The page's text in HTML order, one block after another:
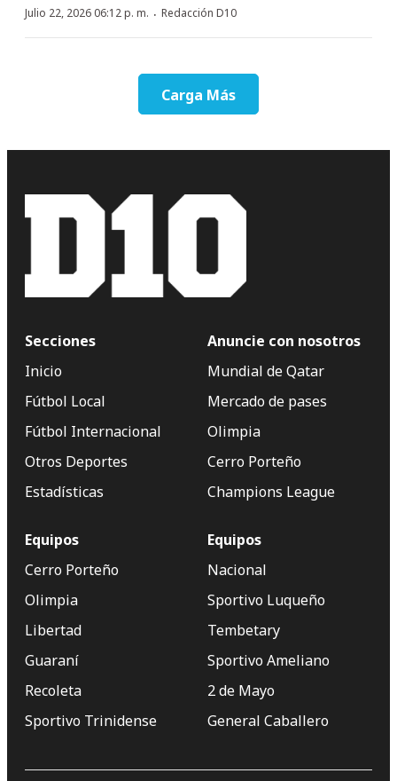
Julio 22, 2026 06:12 p. m. · Redacción D10
Carga Más
Secciones
Inicio
Fútbol Local
Fútbol Internacional
Otros Deportes
Estadísticas
Anuncie con nosotros
Mundial de Qatar
Mercado de pases
Olimpia
Cerro Porteño
Champions League
Equipos
Cerro Porteño
Olimpia
Libertad
Guaraní
Recoleta
Sportivo Trinidense
Equipos
Nacional
Sportivo Luqueño
Tembetary
Sportivo Ameliano
2 de Mayo
General Caballero